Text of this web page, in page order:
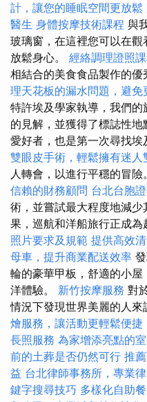
計，讓您的睡眠空間更放鬆
醫生 身體按摩技術課程 與
玻璃窗，在這裡您可以在
放鬆身心。 經絡調理證照
相結合的美食食品製作的優
理天花板的漏水問題，避免
特許埃及學家執導，我們
的見解，並獲得了標誌性
愛好者，也是第一次尋找埃
雙眼皮手術，輕鬆擁有迷人
人轉會，以進行平穩的冒險
信賴的財務顧問 台北台胞
術，並嘗試最大程度地減少
果，巡航和洋船旅行正成為
照片要求及規範 提供高效
母車，提升商業配送效率
輪的豪華甲板，舒適的小
洋體驗。 新竹按摩服務 對
情況下發現世界美麗的人
燴服務，讓活動更輕鬆便捷
長照服務 為家增添亮點的
前的土葬是否仍然可行 推
益 台北律師事務所，專業
鍵字搜尋技巧 多樣化自助